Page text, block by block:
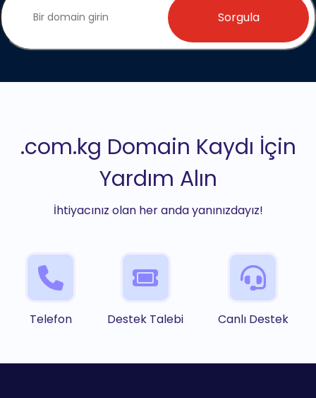
Sorgula
.com.kg Domain Kaydı İçin
Yardım Alın
İhtiyacınız olan her anda yanınızdayız!
Telefon Destek Talebi Canlı Destek